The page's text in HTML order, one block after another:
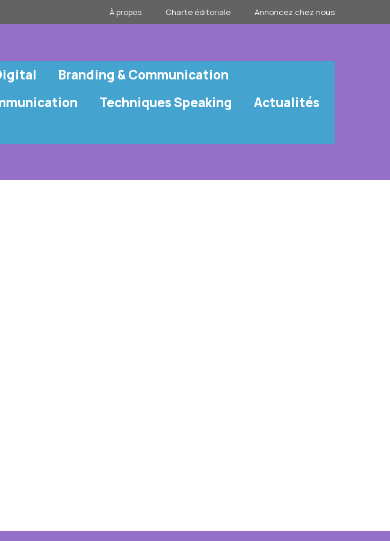
À propos Charte éditoriale Annoncez chez nous
Branding & Communication
Techniques Speaking
Actualités